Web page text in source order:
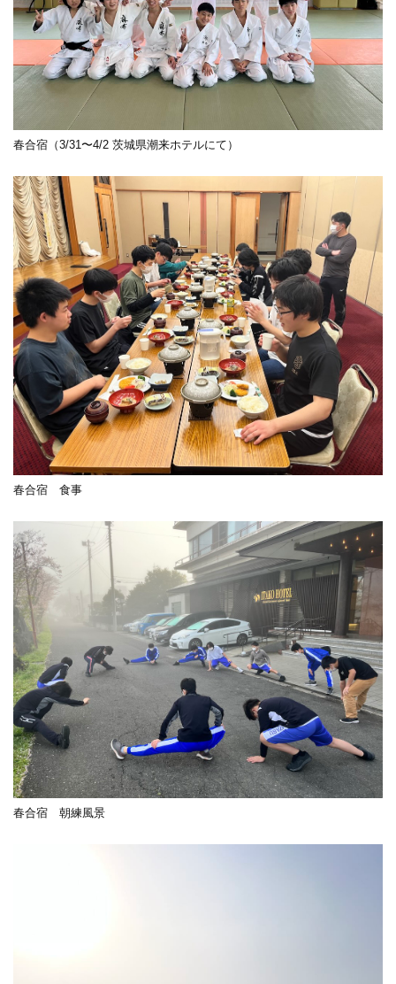
春合宿（3/31〜4/2 茨城県潮来ホテルにて）
春合宿 食事
春合宿 朝練風景